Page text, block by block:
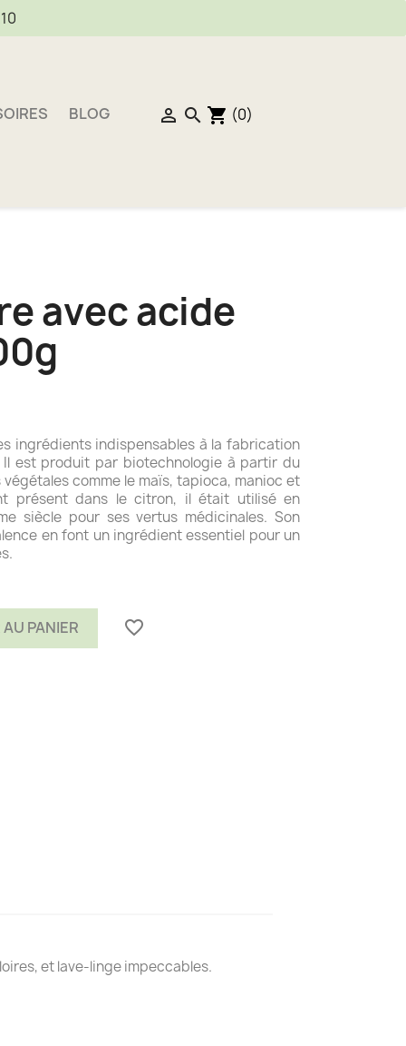
BLOG   shopping_cart (0)
avec acide
ingrédients indispensables à la fabrication
est produit par biotechnologie à partir du
comme le maïs, tapioca, manioc et
présent dans le citron, il était utilisé en
siècle pour ses vertus médicinales. Son
en font un ingrédient essentiel pour un
PANIER favorite_border
et lave-linge impeccables.